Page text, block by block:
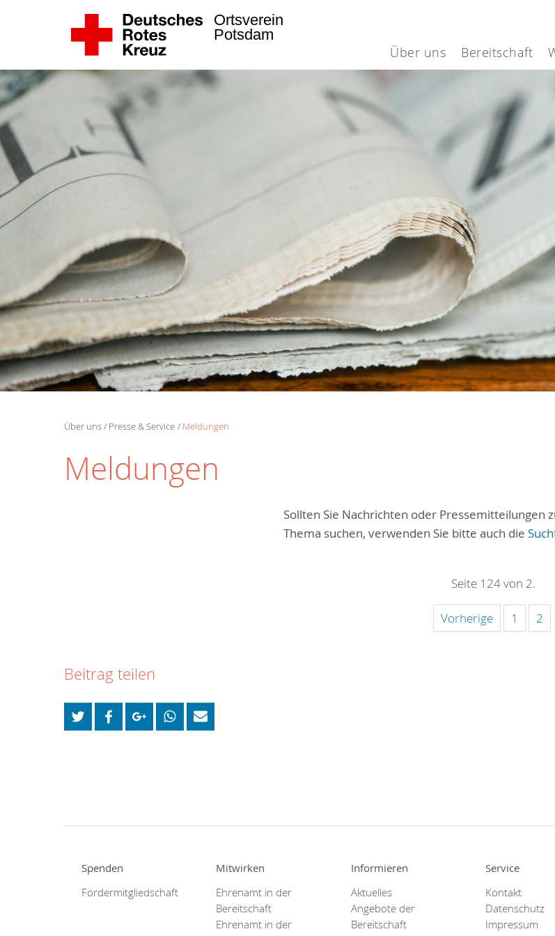
Über uns Bereitschaft
Ortsverein
Potsdam
Über uns Presse & Service Meldungen
Meldungen
Sollten Sie Nachrichten oder Pressemitteilungen
Thema suchen, verwenden Sie bitte auch die
Seite 124 von 2.
Vorherige 1 2
Beitrag teilen
Spenden
Fördermitgliedschaft
Mitwirken
Ehrenamt in der
Bereitschaft
Ehrenamt in der
Informieren
Aktuelles
Angebote der
Bereitschaft
Service
Kontakt
Datenschutz
Impressum